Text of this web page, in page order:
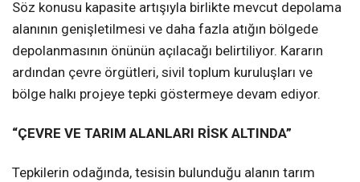
Söz konusu kapasite artışıyla birlikte mevcut depolama
alanının genişletilmesi ve daha fazla atığın bölgede
depolanmasının önünün açılacağı belirtiliyor. Kararın
ardından çevre örgütleri, sivil toplum kuruluşları ve
bölge halkı projeye tepki göstermeye devam ediyor.
“ÇEVRE VE TARIM ALANLARI RİSK ALTINDA”
Tepkilerin odağında, tesisin bulunduğu alanın tarım